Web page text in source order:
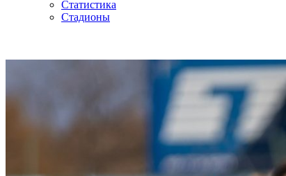
Статистика
Стадионы